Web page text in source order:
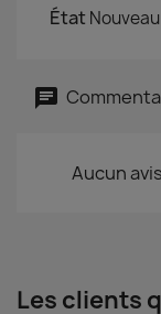
État Nouveau
Aucun
Les clients